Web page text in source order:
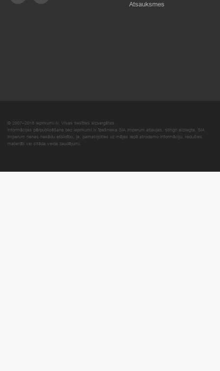
Atsauksmes
© 2007–2018 Iepirkumi.lv. Visas tiesības aizsargātas.
Informācijas pārpublicēšana bez iepirkumi.lv īpašnieka SIA Imperum atļaujas, stingri aizliegta. SIA
Imperum nenes nekādu atbildību, ja, pamatojoties uz mājas lapā atrodamo informāciju, radušies
materiāli vai citāda veida zaudējumi.